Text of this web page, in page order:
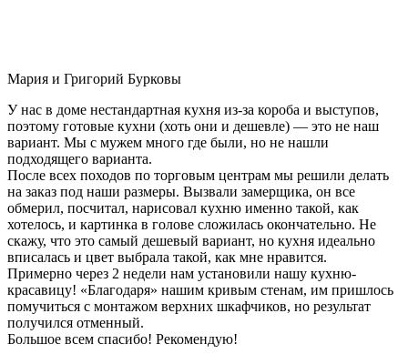
Мария и Григорий Бурковы
У нас в доме нестандартная кухня из-за короба и выступов,
поэтому готовые кухни (хоть они и дешевле) — это не наш
вариант. Мы с мужем много где были, но не нашли
подходящего варианта.
После всех походов по торговым центрам мы решили делать
на заказ под наши размеры. Вызвали замерщика, он все
обмерил, посчитал, нарисовал кухню именно такой, как
хотелось, и картинка в голове сложилась окончательно. Не
скажу, что это самый дешевый вариант, но кухня идеально
вписалась и цвет выбрала такой, как мне нравится.
Примерно через 2 недели нам установили нашу кухню-
красавицу! «Благодаря» нашим кривым стенам, им пришлось
помучиться с монтажом верхних шкафчиков, но результат
получился отменный.
Большое всем спасибо! Рекомендую!